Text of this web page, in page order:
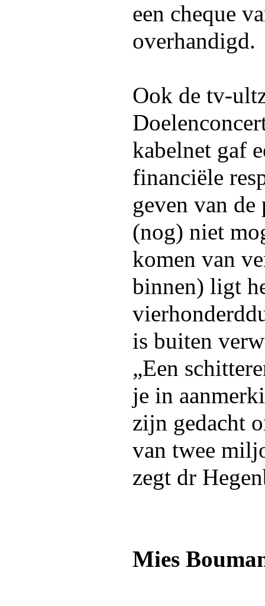
een cheque
overhandigd.
Ook de tv-
kabelnet gaf
financiële
geven van de
(nog) niet
komen van
binnen) ligt
is buiten
„Een
je in
zijn gedacht
van twee
zegt dr
Mies